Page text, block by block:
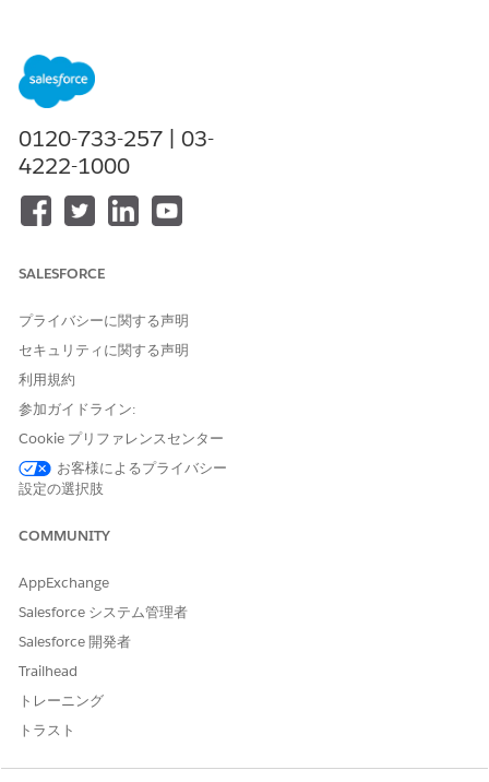
Salesforce Go を使用したワークフォーススケジュールの設定
Salesforce Go に移動して、ワークフォーススケジュールをす
ばやく設定し、その機能を探索します。
スケジュールポリシーのビルディングブロックの設定
スケジュールポリシーでは、サービスリソースを予定と照合す
使用して、対応可能なリソースとその優先度を制御します。
サービス予定オブジェクト間でデータをマッピングできるた
め、選択したオブジェクトのレコードをワークフォーススケジ
ュールでスケジュールできます。
ワークフォーススケジュールのアセットスケジュールの設定
会議室、透析椅子、その他の機器などのアセットをサービスリ
ソースと共にスケジュールします。アセットをスケジュールす
るには、[リソース種別] が [アセット] に設定されたサービス
リソースとしてアセットを追加し、スケジュール設定およびイ
この記事で問題は解決されましたか?
0120-733-257 | 03-
4222-1000
SALESFORCE
プライバシーに関する声明
セキュリティに関する声明
利用規約
参加ガイドライン:
Cookie プリファレンスセンター
お客様によるプライバシー
設定の選択肢
COMMUNITY
AppExchange
Salesforce システム管理者
Salesforce 開発者
Trailhead
トレーニング
トラスト